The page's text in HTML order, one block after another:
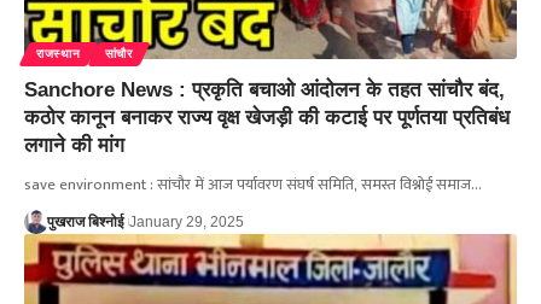
राजस्थान सांचौर
Sanchore News : प्रकृति बचाओ आंदोलन के तहत सांचौर बंद,
कठोर कानून बनाकर राज्य वृक्ष खेजड़ी की कटाई पर पूर्णतया प्रतिबंध
लगाने की मांग
save environment : सांचौर में आज पर्यावरण संघर्ष समिति, समस्त विश्नोई समाज…
पुखराज बिश्नोई January 29, 2025